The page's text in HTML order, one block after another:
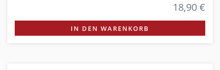
18,90 €
IN DEN WARENKORB